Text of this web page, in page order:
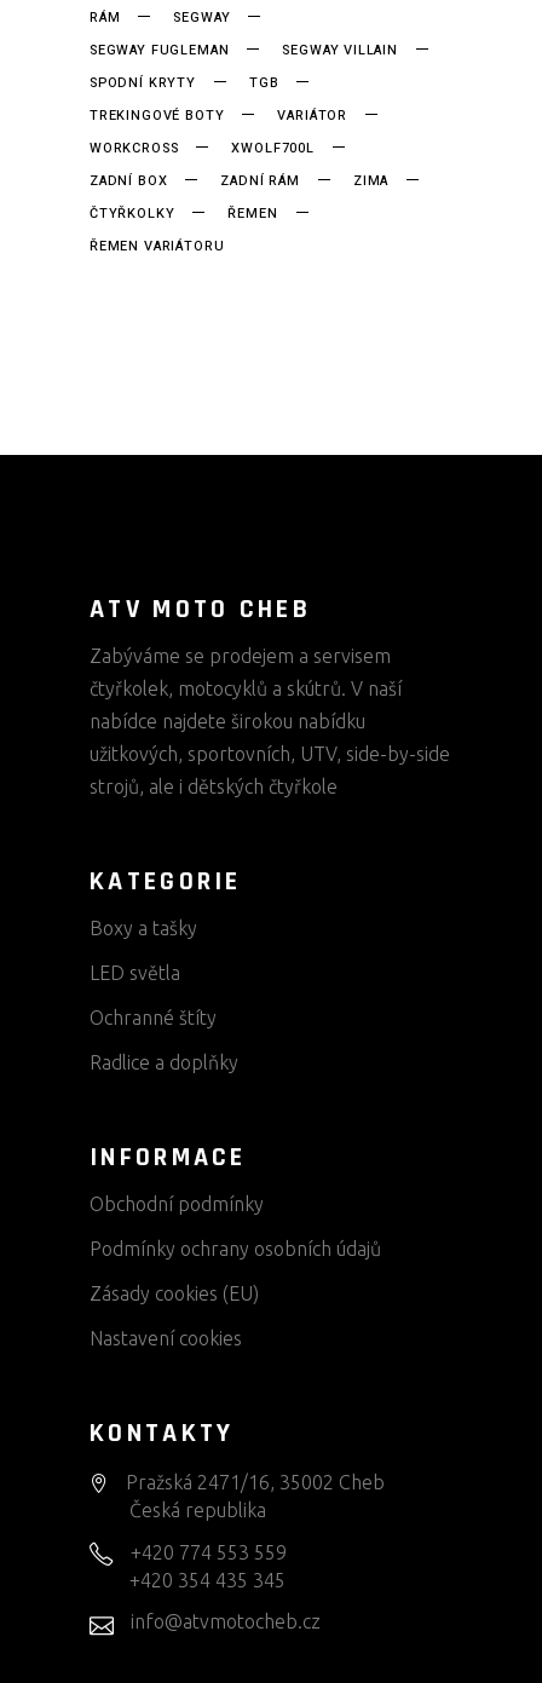
RÁM
SEGWAY
SEGWAY FUGLEMAN
SEGWAY VILLAIN
SPODNÍ KRYTY
TGB
TREKINGOVÉ BOTY
VARIÁTOR
WORKCROSS
XWOLF700L
ZADNÍ BOX
ZADNÍ RÁM
ZIMA
ČTYŘKOLKY
ŘEMEN
ŘEMEN VARIÁTORU
ATV MOTO CHEB
Zabýváme se prodejem a servisem
čtyřkolek, motocyklů a skútrů. V naší
nabídce najdete širokou nabídku
užitkových, sportovních, UTV, side-by-side
strojů, ale i dětských čtyřkole
KATEGORIE
Boxy a tašky
LED světla
Ochranné štíty
Radlice a doplňky
INFORMACE
Obchodní podmínky
Podmínky ochrany osobních údajů
Zásady cookies (EU)
Nastavení cookies
KONTAKTY
Pražská 2471/16, 35002 Cheb
Česká republika
+420 774 553 559
+420 354 435 345
info@atvmotocheb.cz